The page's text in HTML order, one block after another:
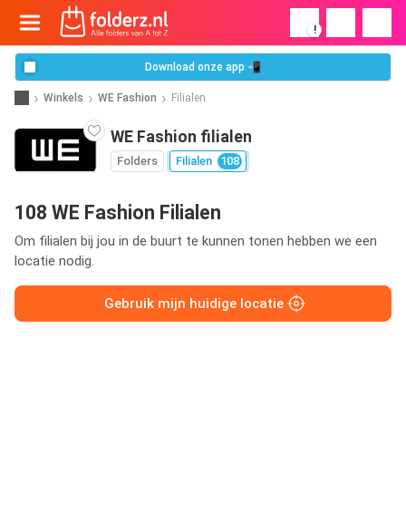
!
Download onze app 📲
Winkels WE Fashion Filialen
WE Fashion filialen
Folders Filialen 108
108 WE Fashion Filialen
Om filialen bij jou in de buurt te kunnen tonen hebben we een
locatie nodig.
Gebruik mijn huidige locatie